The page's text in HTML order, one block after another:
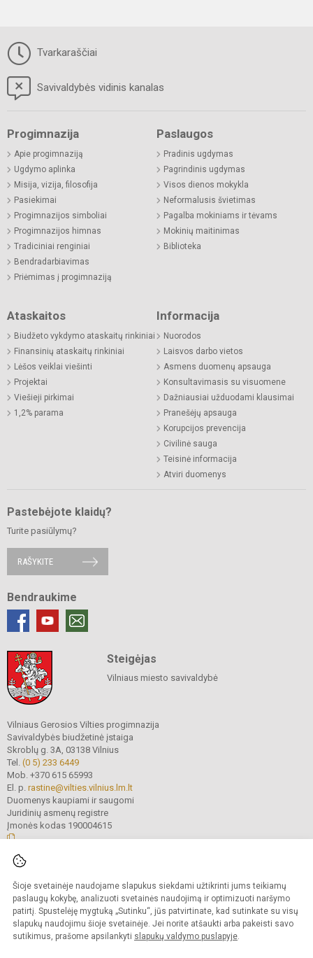
Šioje svetainėje naudojame slapukus siekdami užtikrinti jums teikiamų
paslaugų kokybę, analizuoti svetainės naudojimą ir optimizuoti naršymo
patirtį. Spustelėję mygtuką „Sutinku“, jūs patvirtinate, kad sutinkate su visų
slapukų naudojimu šioje svetainėje. Jei norite atšaukti arba pakeisti savo
sutikimus, prašome apsilankyti slapukų valdymo puslapyje.
Tvarkaraščiai
Savivaldybės vidinis kanalas
Progimnazija
Apie progimnaziją
Ugdymo aplinka
Misija, vizija, filosofija
Pasiekimai
Progimnazijos simboliai
Progimnazijos himnas
Tradiciniai renginiai
Bendradarbiavimas
Priėmimas į progimnaziją
Paslaugos
Pradinis ugdymas
Pagrindinis ugdymas
Visos dienos mokykla
Neformalusis švietimas
Pagalba mokiniams ir tėvams
Mokinių maitinimas
Biblioteka
Ataskaitos
Biudžeto vykdymo ataskaitų rinkiniai
Finansinių ataskaitų rinkiniai
Lėšos veiklai viešinti
Projektai
Viešieji pirkimai
1,2% parama
Informacija
Nuorodos
Laisvos darbo vietos
Asmens duomenų apsauga
Konsultavimasis su visuomene
Dažniausiai užduodami klausimai
Pranešėjų apsauga
Korupcijos prevencija
Civilinė sauga
Teisinė informacija
Atviri duomenys
Pastebėjote klaidų?
Turite pasiūlymų?
RAŠYKITE
Bendraukime
Steigėjas
Vilniaus miesto savivaldybė
Vilniaus Gerosios Vilties progimnazija
Savivaldybės biudžetinė įstaiga
Skroblų g. 3A, 03138 Vilnius
Tel. (0 5) 233 6449
Mob. +370 615 65993
El. p. rastine@vilties.vilnius.lm.lt
Duomenys kaupiami ir saugomi
Juridinių asmenų registre
Įmonės kodas 190004615
Kopijuoti turinį be raštiško progimnazijos administracijos sutikimo griežtai
draudžiama.
Prieinamumo paraiška Slapukų valdymas
Sumanus būdas atnaujinti